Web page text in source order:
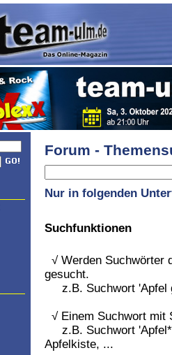
Forum -
Nur in folgenden
Suchfunktionen
√ Werden Suchwörter
gesucht.
z.B. Suchwort 'Apfel
√ Einem Suchwort mit
z.B. Suchwort 'Apfel*'
Apfelkiste, ...